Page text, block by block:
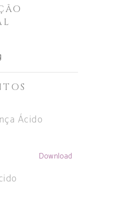
Ácido
Download